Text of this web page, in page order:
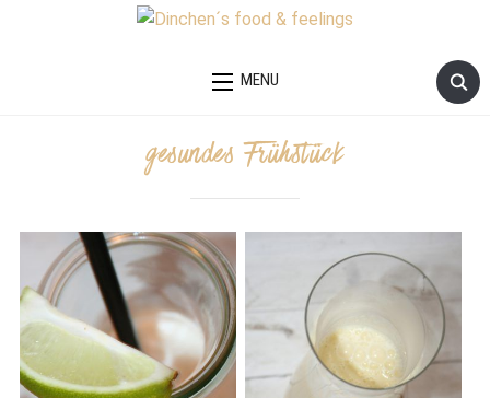
MENU
gesundes Frühstück